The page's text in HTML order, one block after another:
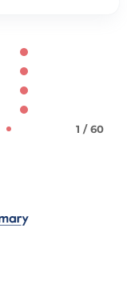
1 / 60